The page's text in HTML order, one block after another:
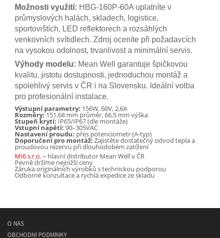
Možnosti využití: HBG-160P-60A uplatníte v
průmyslových halách, skladech, logistice,
sportovištích, LED reflektorech a rozsáhlých
venkovních svítidlech. Zdroj oceníte při požadavcích
na vysokou odolnost, trvanlivost a minimální servis.
Výhody modelu: Mean Well garantuje špičkovou
kvalitu, jistotu dostupnosti, jednoduchou montáž a
spolehlivý servis v ČR i na Slovensku. Ideální volba
pro profesionální instalace.
Výstupní parametry: 156W, 60V, 2,6A
Rozměry:151,68 mm průměr, 66,5 mm výška
Stupeň krytí: IP65/IP67 (dle montáže)
Vstupní napětí: 90–305VAC
Nastavení proudu: přes potenciometr (A-typ)
Doporučení pro montáž: Zajistěte dostatečný odvod tepla a
proudovou rezervu při dlouhodobém zatížení
MI6 s.r.o.– hlavní distributor Mean Well v ČR
Pevně držíme nejnižší ceny
Záruka originálních výrobků s technickou podporou
Odborné konzultace a rychlá expedice ze skladu
O NÁS
OBCHODNÍ PODMÍNKY